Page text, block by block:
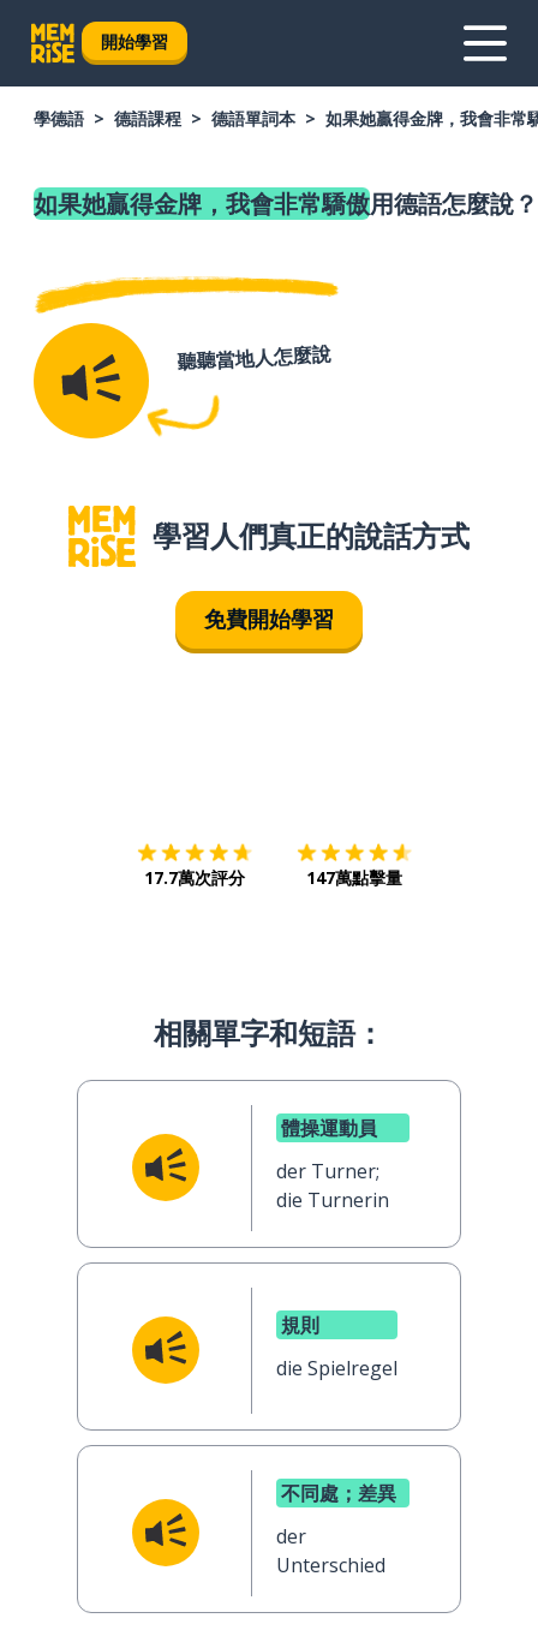
開始學習
學德語 德語課程 德語單詞本 如果她贏得金牌，我會非常
如果她贏得金牌，我會非常驕傲用德語怎麼說？
聽聽當地人怎麼說
學習人們真正的說話方式
免費開始學習
17.7萬次評分 147萬點擊量
相關單字和短語：
體操運動員
der Turner;
die Turnerin
規則
die Spielregel
不同處；差異
der
Unterschied